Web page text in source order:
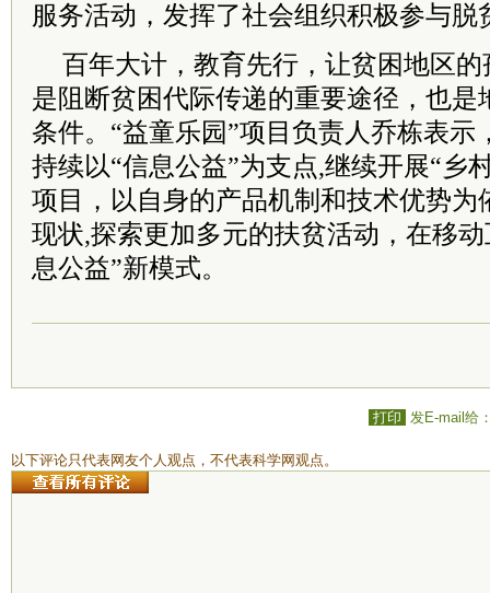
服务活动，发挥了社会组织积极参与脱
百年大计，教育先行，让贫困地区
是阻断贫困代际传递的重要途径，也是
条件。“益童乐园”项目负责人乔栋表示
持续以“信息公益”为支点,继续开展“乡
项目，以自身的产品机制和技术优势为
现状,探索更加多元的扶贫活动，在移
息公益”新模式。
打印 发E-mail给
以下评论只代表网友个人观点，不代表科学网观点。